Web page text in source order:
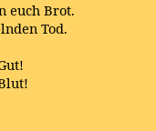
euch Brot.
Tod.